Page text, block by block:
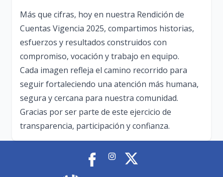
Más que cifras, hoy en nuestra Rendición de
Cuentas Vigencia 2025, compartimos historias,
esfuerzos y resultados construidos con
compromiso, vocación y trabajo en equipo.
Cada imagen refleja el camino recorrido para
seguir fortaleciendo una atención más humana,
segura y cercana para nuestra comunidad.
Gracias por ser parte de este ejercicio de
transparencia, participación y confianza.